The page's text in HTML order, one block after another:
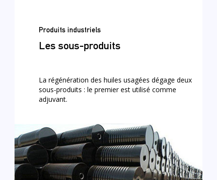
Produits industriels
Les sous-produits
La régénération des huiles usagées dégage deux
sous-produits : le premier est utilisé comme
adjuvant.